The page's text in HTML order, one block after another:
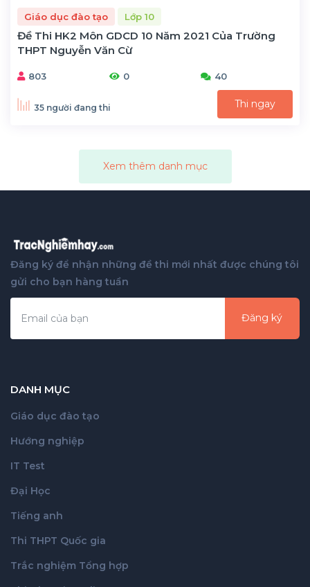
Giáo dục đào tạo Lớp 10
Đề Thi HK2 Môn GDCD 10 Năm 2021 Của Trường
THPT Nguyễn Văn Cừ
803 0 40
35 người đang thi Thi ngay
Xem thêm danh mục
Đăng ký để nhận những đề thi mới nhất được chúng tôi
gửi cho bạn hàng tuần
Đăng ký
DANH MỤC
Giáo dục đào tạo
Hướng nghiệp
IT Test
Đại Học
Tiếng anh
Thi THPT Quốc gia
Trắc nghiệm Tổng hợp